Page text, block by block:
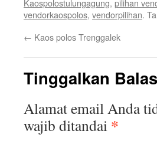
Kaospolostulungagung, pilihan
vendorkaospolos, vendorpilihan.
← Kaos polos Trenggalek
Tinggalkan
Alamat email Anda
wajib ditandai *